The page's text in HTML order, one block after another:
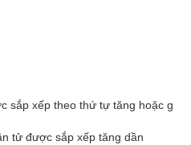
sắp xếp theo thứ tự tăng hoặc g
tử được sắp xếp tăng dần